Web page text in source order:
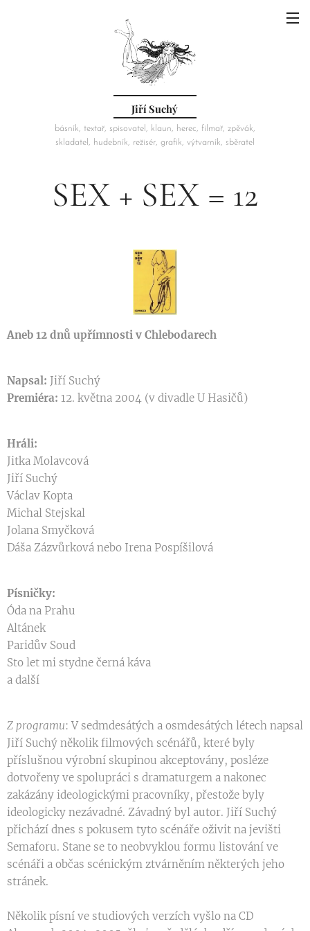
Jiří Suchý
básník, textař, spisovatel, klaun, herec, filmař, zpěvák,
skladatel, hudebník, režisér, grafik, výtvarník, sběratel
SEX + SEX = 12
Aneb 12 dnů upřímnosti v Chlebodarech
Napsal: Jiří Suchý
Premiéra: 12. května 2004 (v divadle U Hasičů)
Hráli:
Jitka Molavcová
Jiří Suchý
Václav Kopta
Michal Stejskal
Jolana Smyčková
Dáša Zázvůrková nebo Irena Pospíšilová
Písničky:
Óda na Prahu
Altánek
Paridův Soud
Sto let mi stydne černá káva
a další
Z programu: V sedmdesátých a osmdesátých létech napsal
Jiří Suchý několik filmových scénářů, které byly
příslušnou výrobní skupinou akceptovány, posléze
dotvořeny ve spolupráci s dramaturgem a nakonec
zakázány ideologickými pracovníky, přestože byly
ideologicky nezávadné. Závadný byl autor. Jiří Suchý
přichází dnes s pokusem tyto scénáře oživit na jevišti
Semaforu. Stane se to neobvyklou formu listování ve
scénáři a občas scénickým ztvárněním některých jeho
stránek.
Několik písní ve studiových verzích vyšlo na CD